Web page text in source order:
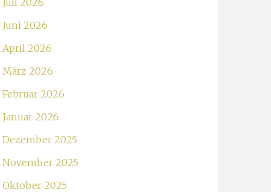
Juli 2026
Juni 2026
April 2026
März 2026
Februar 2026
Januar 2026
Dezember 2025
November 2025
Oktober 2025